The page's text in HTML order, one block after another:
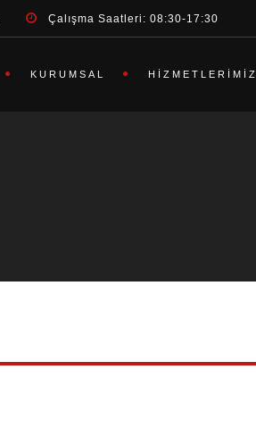
Çalışma Saatleri: 08:30-17:30
KURUMSAL HIZMETLERIMIZ